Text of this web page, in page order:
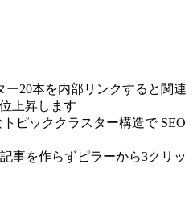
ー20本を内部リンクすると関連
上昇します
ピッククラスター構造で SEO
事を作らずピラーから3クリッ